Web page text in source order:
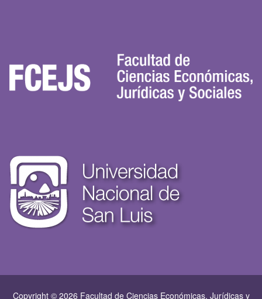
Copyright © 2026 Facultad de Ciencias Económicas, Jurí­dicas y